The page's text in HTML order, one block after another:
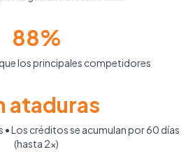
88%
los principales competidores
ataduras
• Los créditos se acumulan por 60 días
(hasta 2×)